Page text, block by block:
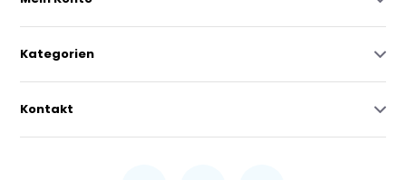
Kategorien
Kontakt